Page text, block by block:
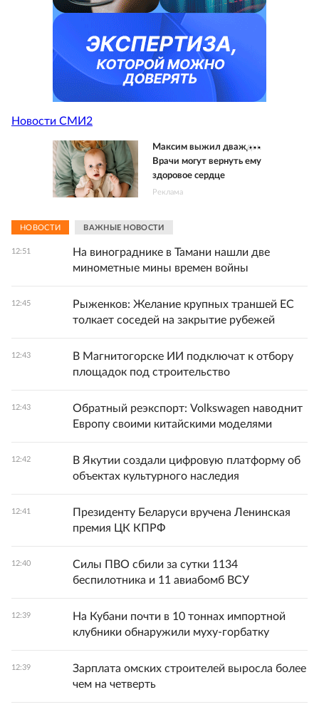
Новости СМИ2
Максим выжил дважды.
Врачи могут вернуть ему
здоровое сердце
Реклама
НОВОСТИ ВАЖНЫЕ НОВОСТИ
12:51
На винограднике в Тамани нашли две
минометные мины времен войны
12:45
Рыженков: Желание крупных траншей ЕС
толкает соседей на закрытие рубежей
12:43
В Магнитогорске ИИ подключат к отбору
площадок под строительство
12:43
Обратный реэкспорт: Volkswagen наводнит
Европу своими китайскими моделями
12:42
В Якутии создали цифровую платформу об
объектах культурного наследия
12:41
Президенту Беларуси вручена Ленинская
премия ЦК КПРФ
12:40
Силы ПВО сбили за сутки 1134
беспилотника и 11 авиабомб ВСУ
12:39
На Кубани почти в 10 тоннах импортной
клубники обнаружили муху‑горбатку
12:39
Зарплата омских строителей выросла более
чем на четверть